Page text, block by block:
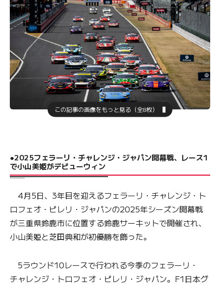
この記事の画像をもっと見る（全8枚）
●2025フェラーリ・チャレンジ・ジャパン開幕戦、レース1
で小山美姫がデビューウィン
4月5日、3年目を迎えるフェラーリ・チャレンジ・ト
ロフェオ・ピレリ・ジャパンの2025年シーズン開幕戦
が三重県鈴鹿市に位置する鈴鹿サーキットで開催され、
小山美姫と芝田典和が初優勝を飾った。
5ラウンド10レースで行われる今季のフェラーリ・
チャレンジ・トロフェオ・ピレリ・ジャパン。F1日本グ